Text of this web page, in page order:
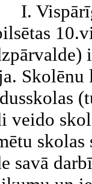
I.
veido
savā